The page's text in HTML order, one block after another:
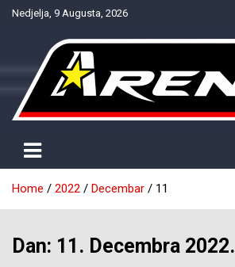
SkipNedjelja, 9 Augusta, 2026
NTV Arena
Home 2022 Decembar 11
Dan: 11. Decembra 2022.